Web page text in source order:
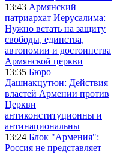
13:43 Армянский
патриархат Иерусалима:
Нужно встать на защиту
свободы, единства,
автономии и достоинства
Армянской церкви
13:35 Бюро
Дашнакцутюн: Действия
властей Армении против
Церкви
антиконституционны и
антинациональны
13:24 Блок "Армения":
Россия не представляет